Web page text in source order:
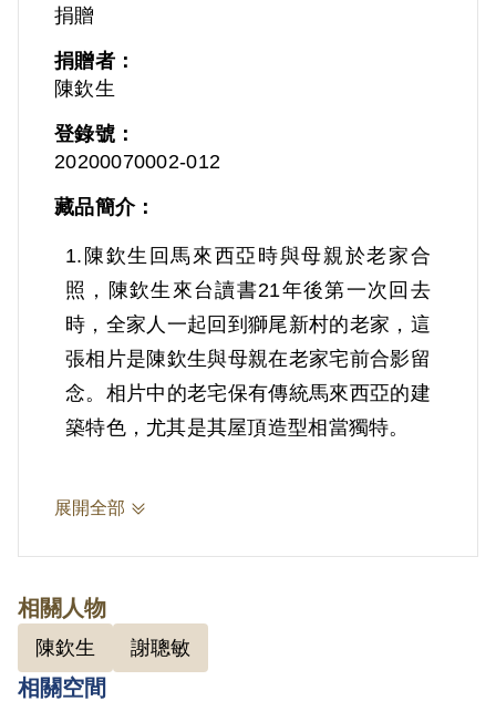
捐贈
捐贈者：
陳欽生
登錄號：
20200070002-012
藏品簡介：
1.陳欽生回馬來西亞時與母親於老家合
照，陳欽生來台讀書21年後第一次回去
時，全家人一起回到獅尾新村的老家，這
張相片是陳欽生與母親在老家宅前合影留
念。相片中的老宅保有傳統馬來西亞的建
築特色，尤其是其屋頂造型相當獨特。
2.陳欽生1949年生於馬來西亞，祖籍廣
保市，1967年來臺灣，以僑生身分就讀
成功大學化工系。求學期間，因1971年
臺南市美國新聞處發生爆炸案，被羅織成
為主謀，後因美新處爆炸案由謝聰敏等人
展開全部
相關人物
陳欽生 謝聰敏
相關空間